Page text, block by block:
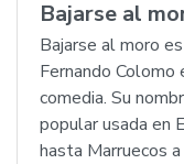
Bajarse al
Bajarse al moro
Fernando Colomo
comedia. Su
popular usada en
hasta Marruecos